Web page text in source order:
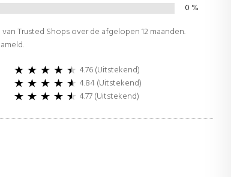
0 %
Trusted Shops over de afgelopen 12 maanden.
4.76 (Uitstekend)
4.84 (Uitstekend)
4.77 (Uitstekend)